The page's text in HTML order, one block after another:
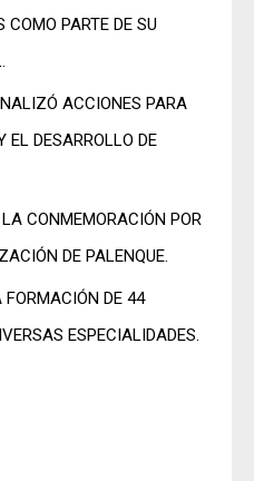
PARTE DE SU
ACCIONES PARA
EL DESARROLLO DE
CONMEMORACIÓN POR
DE PALENQUE.
FORMACIÓN DE 44
ESPECIALIDADES.